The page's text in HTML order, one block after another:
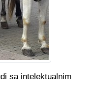
sa intelektualnim